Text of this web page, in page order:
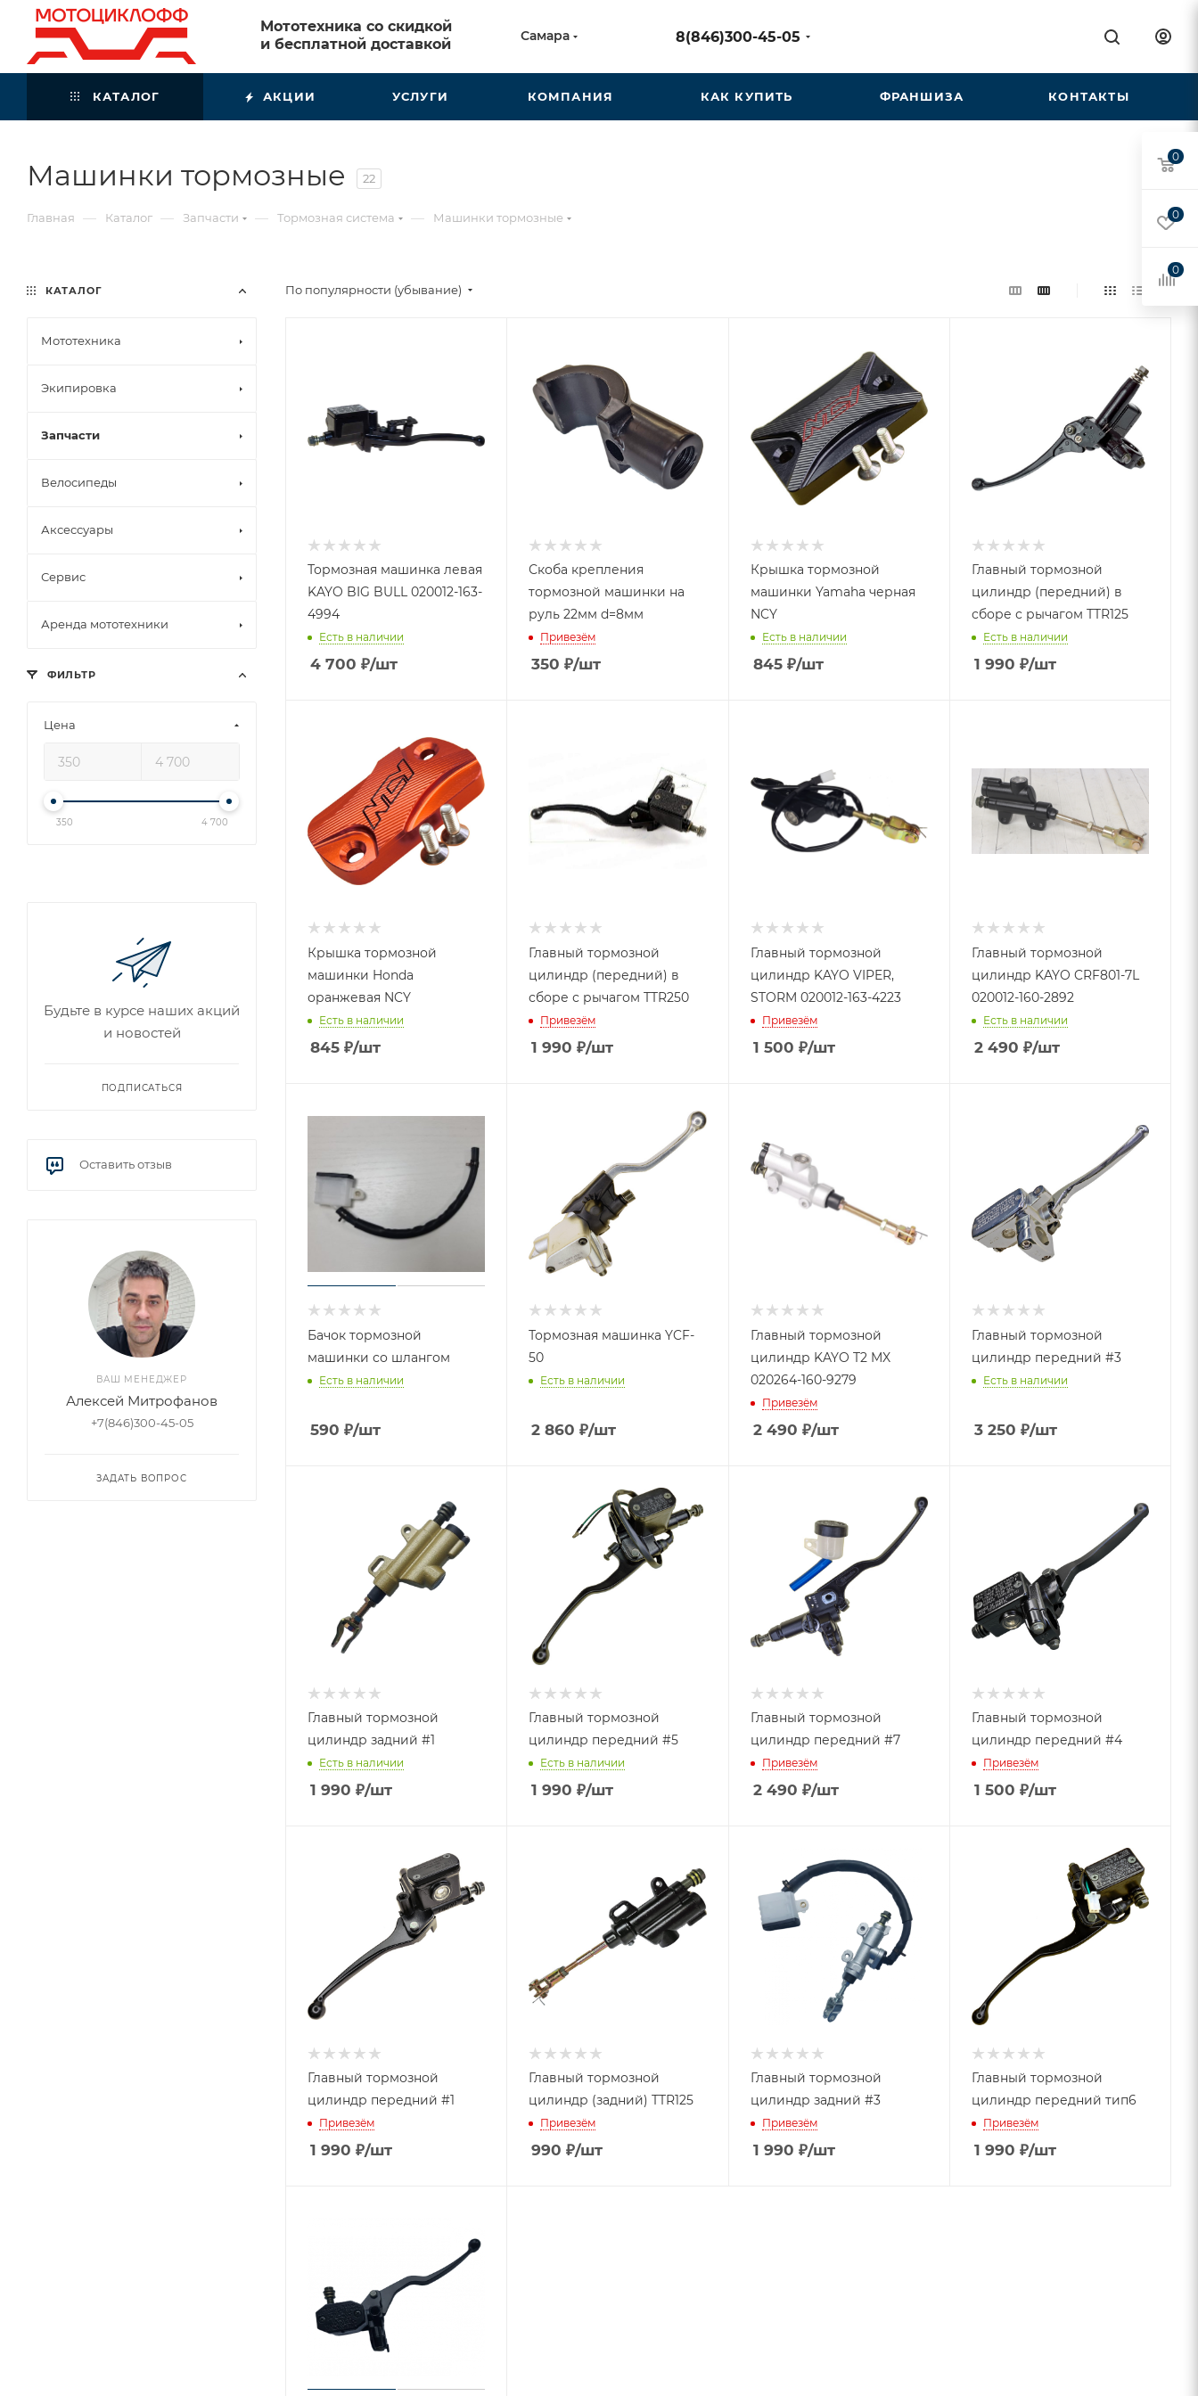
Мототехника со скидкой
и бесплатной доставкой
Самара 8(846)300-45-05
КАТАЛОГ АКЦИИ УСЛУГИ КОМПАНИЯ КАК КУПИТЬ ФРАНШИЗА КОНТАКТЫ
Машинки тормозные 22
Главная — Каталог — Запчасти — Тормозная система — Машинки тормозные
По популярности (убывание)
Тормозная машинка левая
KAYO BIG BULL 020012-163-
4994
Есть в наличии
4 700 ₽/шт
Скоба крепления
тормозной машинки на
руль 22мм d=8мм
Привезём
350 ₽/шт
Крышка тормозной
машинки Yamaha черная
NCY
Есть в наличии
845₽/шт
Главный тормозной
цилиндр (передний) в
сборе с рычагом TTR125
Есть в наличии
1 990 ₽/шт
Крышка тормозной
машинки Honda
оранжевая NCY
Есть в наличии
845 ₽/шт
Главный тормозной
цилиндр (передний) в
сборе с рычагом TTR250
Привезём
1 990 ₽/шт
Главный тормозной
цилиндр KAYO VIPER,
STORM 020012-163-4223
Привезём
1 500 ₽/шт
Главный тормозной
цилиндр KAYO CRF801-7L
020012-160-2892
Есть в наличии
2 490 ₽/шт
Бачок тормозной
машинки со шлангом
Есть в наличии
590 ₽/шт
Тормозная машинка YCF-
50
Есть в наличии
2 860 ₽/шт
Главный тормозной
цилиндр KAYO T2 MX
020264-160-9279
Привезём
2 490 ₽/шт
Главный тормозной
цилиндр передний #3
Есть в наличии
3 250 ₽/шт
Главный тормозной
цилиндр задний #1
Есть в наличии
1 990 ₽/шт
Главный тормозной
цилиндр передний #5
Есть в наличии
1 990 ₽/шт
Главный тормозной
цилиндр передний #7
Привезём
2 490 ₽/шт
Главный тормозной
цилиндр передний #4
Привезём
1 500 ₽/шт
Главный тормозной
цилиндр передний #1
Привезём
1 990 ₽/шт
Главный тормозной
цилиндр (задний) TTR125
Привезём
990 ₽/шт
Главный тормозной
цилиндр задний #3
Привезём
1 990 ₽/шт
Главный тормозной
цилиндр передний тип6
Привезём
1 990 ₽/шт
КАТАЛОГ
Мототехника
Экипировка
Запчасти
Велосипеды
Аксессуары
Сервис
Аренда мототехники
ФИЛЬТР
Цена
350 4 700
Будьте в курсе наших акций
и новостей
ПОДПИСАТЬСЯ
Оставить отзыв
ВАШ МЕНЕДЖЕР
Алексей Митрофанов
+7(846)300-45-05
ЗАДАТЬ ВОПРОС
0
0
0